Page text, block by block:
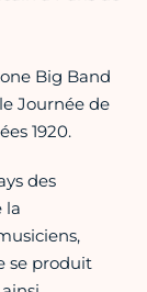
Big Band
Journée de
1920.
des
la
se produit